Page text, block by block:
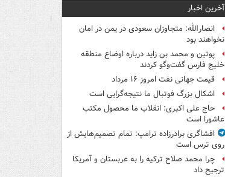
آخرین اخبار
انصارالله: متجاوزان سعودی در یمن در امان
نخواهند بود
پوتین و محمد بن زاید درباره اوضاع منطقه
خلیج فارس گفت‌وگو کردند
قیمت جهانی نفت امروز ۱۶ مرداد
اشکال بزرگ فوتبال ما نتیجه‌گرایی است
حاج علی اکبری: انقلاب ما محصول مکتب
عاشورا است
افشاگری برادرزاده ترامپ: تمام تصمیم‌هایش از
روی ترس است
چرا محمد صلاح ترکیه را به عربستان و آمریکا
ترجیح داد